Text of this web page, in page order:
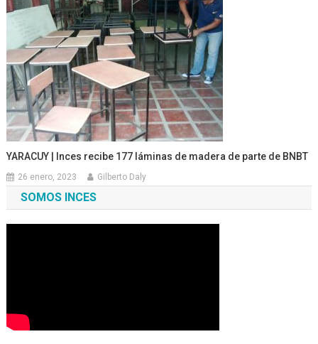
YARACUY | Inces recibe 177 láminas de madera de parte de BNBT
26 enero, 2023 Gilberto Daly
SOMOS INCES